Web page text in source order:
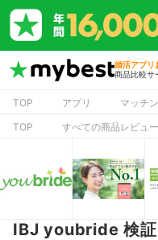
婚活アプリ
商品比較サ
TOP アプリ マッチ
TOP
すべての商品レビュー
IBJ youbride 検証